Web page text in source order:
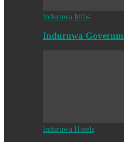
Induruwa Infos
Induruwa
Induruwa Hotels